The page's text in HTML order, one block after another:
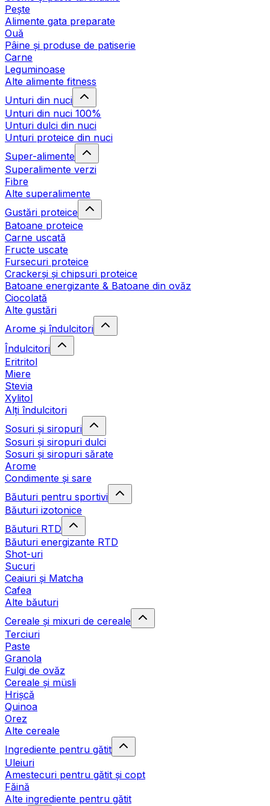
Pește
Alimente gata preparate
Ouă
Pâine și produse de patiserie
Carne
Leguminoase
Alte alimente fitness
Unturi din nuci
Unturi din nuci 100%
Unturi dulci din nuci
Unturi proteice din nuci
Super-alimente
Superalimente verzi
Fibre
Alte superalimente
Gustări proteice
Batoane proteice
Carne uscată
Fructe uscate
Fursecuri proteice
Crackerși și chipsuri proteice
Batoane energizante & Batoane din ovăz
Ciocolată
Alte gustări
Arome și îndulcitori
Îndulcitori
Eritritol
Miere
Stevia
Xylitol
Alți îndulcitori
Sosuri și siropuri
Sosuri și siropuri dulci
Sosuri și siropuri sărate
Arome
Condimente și sare
Băuturi pentru sportivi
Băuturi izotonice
Băuturi RTD
Băuturi energizante RTD
Shot-uri
Sucuri
Ceaiuri și Matcha
Cafea
Alte băuturi
Cereale și mixuri de cereale
Terciuri
Paste
Granola
Fulgi de ovăz
Cereale și müsli
Hrișcă
Quinoa
Orez
Alte cereale
Ingrediente pentru gătit
Uleiuri
Amestecuri pentru gătit și copt
Făină
Alte ingrediente pentru gătit